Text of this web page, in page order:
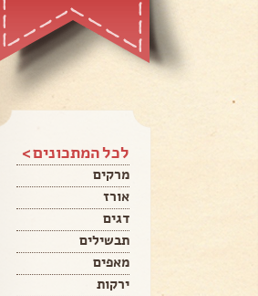
לכל המתכונים >
מרקים
אורז
דגים
תבשילים
מאפים
ירקות